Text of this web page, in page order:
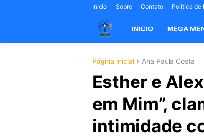
Inicio Sobre Contato Politica de
INICIO MEGA
Página inicial Ana Paula Costa
Esther e
em Mim”,
intimidade